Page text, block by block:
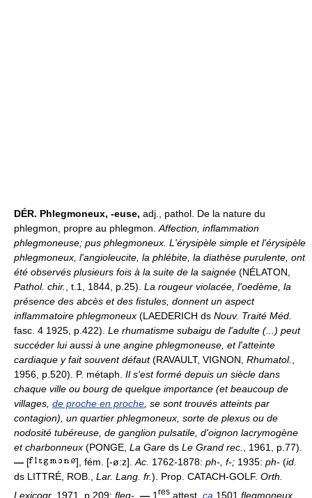
DÉR. Phlegmoneux, -euse, adj., pathol. De la nature du
phlegmon, propre au phlegmon. Affection, inflammation
phlegmoneuse; pus phlegmoneux. L'érysipèle simple et l'érysipèle
phlegmoneux, l'angioleucite, la phlébite, la diathèse purulente, ont
été observés plusieurs fois à la suite de la saignée (NÉLATON,
Pathol. chir.
, t.1, 1844, p.25). La rougeur violacée, l'oedème, la
présence des abcès et des fistules, donnent un aspect
inflammatoire phlegmoneux (LAEDERICH ds Nouv. Traité Méd.
fasc. 4 1925, p.422). Le rhumatisme subaigu de l'adulte (...) peut
succéder lui aussi à une angine phlegmoneuse, et l'atteinte
cardiaque y fait souvent défaut(RAVAULT, VIGNON, Rhumatol.
1956, p.520). P. métaph. Il s'est formé depuis un siècle dans
chaque ville ou bourg de quelque importance (et beaucoup de
villages, de proche en proche , se sont trouvés atteints par
contagion), un quartier phlegmoneux, sorte de plexus ou de
nodosité tubéreuse, de ganglion pulsatile, d'oignon lacrymogène
et charbonneux (PONGE, La Gare ds Le Grand rec.
, 1961, p.77).
— [ ], fém. [-ø:z]. Ac. 1762-1878: ph-, f-; 1935: ph- (id.
ds LITTRÉ, ROB., Lar. Lang. fr.). Prop. CATACH-GOLF. Orth.
Lexicogr. 1971, p.209: fleg- — 1 res attest. ca 1501 flegmoneux